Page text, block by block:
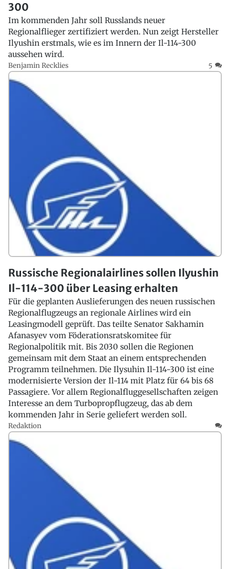
300
Im kommenden Jahr soll Russlands neuer
Regionalflieger zertifiziert werden. Nun zeigt Hersteller
Ilyushin erstmals, wie es im Innern der Il-114-300
aussehen wird.
Benjamin Recklies 5
Russische Regionalairlines sollen Ilyushin
Il-114-300 über Leasing erhalten
Für die geplanten Auslieferungen des neuen russischen
Regionalflugzeugs an regionale Airlines wird ein
Leasingmodell geprüft. Das teilte Senator Sakhamin
Afanasyev vom Föderationsratskomitee für
Regionalpolitik mit. Bis 2030 sollen die Regionen
gemeinsam mit dem Staat an einem entsprechenden
Programm teilnehmen. Die Ilysuhin Il-114-300 ist eine
modernisierte Version der Il-114 mit Platz für 64 bis 68
Passagiere. Vor allem Regionalfluggesellschaften zeigen
Interesse an dem Turbopropflugzeug, das ab dem
kommenden Jahr in Serie geliefert werden soll.
Redaktion